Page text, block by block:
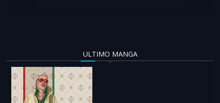
ULTIMO MANGA